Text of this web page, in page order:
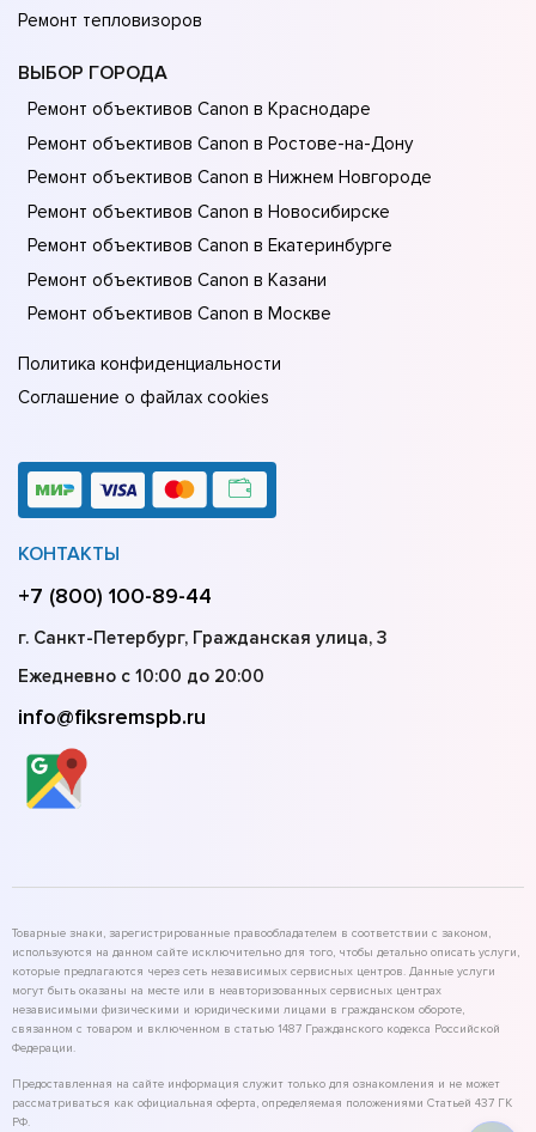
Ремонт тепловизоров
ВЫБОР ГОРОДА
Ремонт объективов Canon в Краснодаре
Ремонт объективов Canon в Ростове-на-Донy
Ремонт объективов Canon в Нижнем Новгороде
Ремонт объективов Canon в Новосибирске
Ремонт объективов Canon в Екатеринбурге
Ремонт объективов Canon в Казани
Ремонт объективов Canon в Москве
Политика конфиденциальности
Соглашение о файлах cookies
КОНТАКТЫ
+7 (800) 100-89-44
г. Санкт-Петербург, Гражданская улица, 3
Ежедневно с 10:00 до 20:00
info@fiksremspb.ru
Товарные знаки, зарегистрированные правообладателем в соответствии с законом,
используются на данном сайте исключительно для того, чтобы детально описать услуги,
которые предлагаются через сеть независимых сервисных центров. Данные услуги
могут быть оказаны на месте или в неавторизованных сервисных центрах
независимыми физическими и юридическими лицами в гражданском обороте,
связанном с товаром и включенном в статью 1487 Гражданского кодекса Российской
Федерации.
Предоставленная на сайте информация служит только для ознакомления и не может
рассматриваться как официальная оферта, определяемая положениями Статьей 437 ГК
РФ.